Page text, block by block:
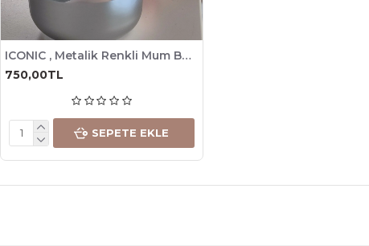
ICONIC , Metalik Renkli Mum Bardağı, 280cc , 6 Adet
750,00TL
SEPETE EKLE